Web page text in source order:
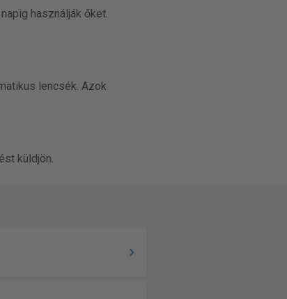
használják őket.
lencsék. Azok
küldjön.